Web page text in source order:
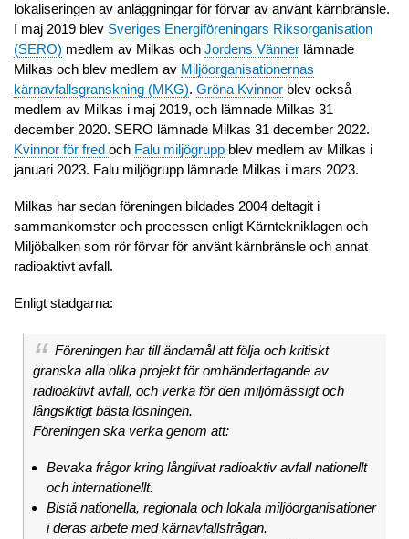
lokaliseringen av anläggningar för förvar av använt kärnbränsle.
I maj 2019 blev Sveriges Energiföreningars Riksorganisation
(SERO) medlem av Milkas och Jordens Vänner lämnade
Milkas och blev medlem av Miljöorganisationernas
kärnavfallsgranskning (MKG). Gröna Kvinnor blev också
medlem av Milkas i maj 2019, och lämnade Milkas 31
december 2020. SERO lämnade Milkas 31 december 2022.
Kvinnor för fred och Falu miljögrupp blev medlem av Milkas i
januari 2023. Falu miljögrupp lämnade Milkas i mars 2023.
Milkas har sedan föreningen bildades 2004 deltagit i
sammankomster och processen enligt Kärntekniklagen och
Miljöbalken som rör förvar för använt kärnbränsle och annat
radioaktivt avfall.
Enligt stadgarna:
Föreningen har till ändamål att följa och kritiskt
granska alla olika projekt för omhändertagande av
radioaktivt avfall, och verka för den miljömässigt och
långsiktigt bästa lösningen.
Föreningen ska verka genom att:
Bevaka frågor kring långlivat radioaktiv avfall nationellt
och internationellt.
Bistå nationella, regionala och lokala miljöorganisationer
i deras arbete med kärnavfallsfrågan.